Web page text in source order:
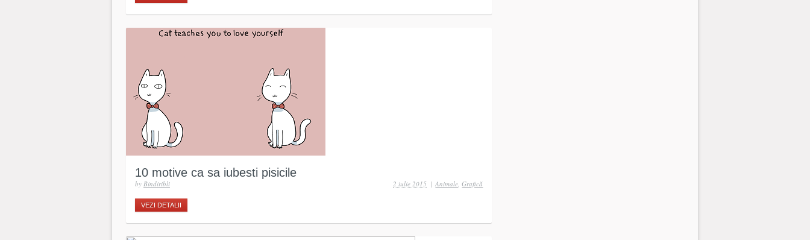
10 motive ca sa iubesti pisicile
by Bindiribli | Animale,Grafică
2 iulie 2015
VEZI DETALII